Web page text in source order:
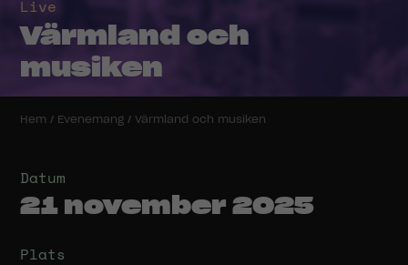
Live
Värmland och
musiken
Hem / Evenemang /Värmland och musiken
Datum
21 november 2025
Plats